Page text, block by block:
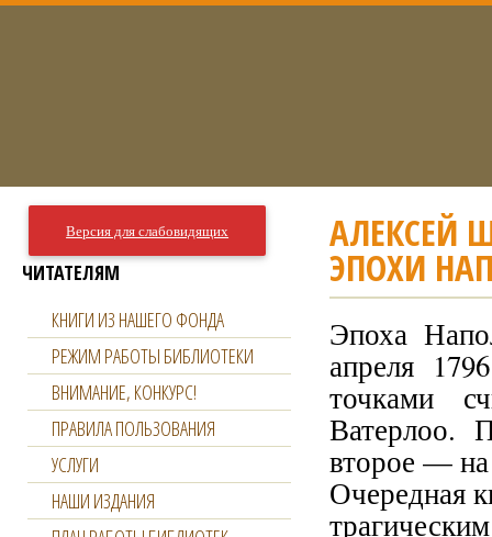
АЛЕКСЕЙ
ЭПОХИ
Эпоха
апреля
точками
Ватерлоо.
второе — на
Очередная
Версия для слабовидящих
ЧИТАТЕЛЯМ
КНИГИ ИЗ НАШЕГО ФОНДА
РЕЖИМ РАБОТЫ БИБЛИОТЕКИ
ВНИМАНИЕ, КОНКУРС!
ПРАВИЛА ПОЛЬЗОВАНИЯ
УСЛУГИ
НАШИ ИЗДАНИЯ